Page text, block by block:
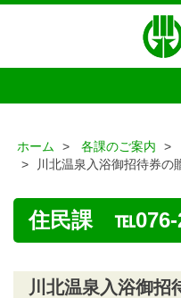
ホーム 各課のご案内
川北温泉入浴御招待券の
住民課 ℡076-
川北温泉入浴御招